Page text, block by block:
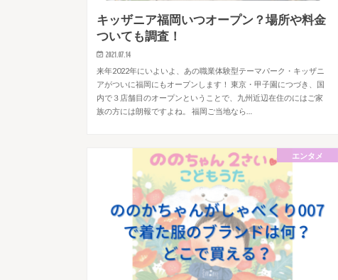
キッザニア福岡いつオープン？場所や料金
ついても調査！
2021.07.14
来年2022年にいよいよ、あの職業体験型テーマパーク・キッザニ
アがついに福岡にもオープンします！ 東京・甲子園につづき、国
内で３店舗目のオープンということで、九州近辺在住のにはご家
族の方には朗報ですよね。 福岡ご当地なら…
エンタメ